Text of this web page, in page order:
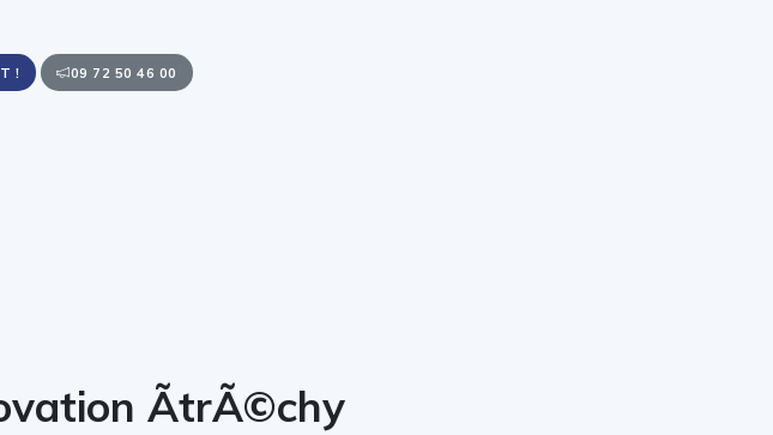
! 09 72 50 46 00
ÃtrÃ©chy